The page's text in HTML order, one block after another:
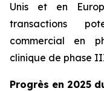
Unis et en
transactions
commercial en
clinique de phase
Progrès en 2025